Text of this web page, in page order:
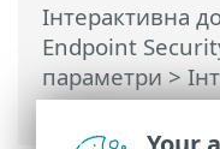
Інтерактивна
Endpoint
параметри>
ESET CMD